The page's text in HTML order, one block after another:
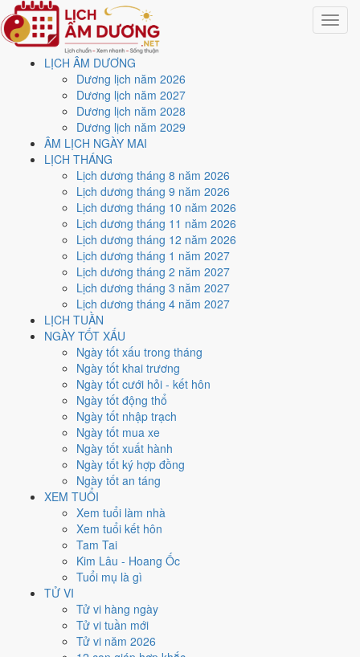
Toggle
LỊCH ÂM DƯƠNG
Dương lịch năm 2026
Dương lịch năm 2027
Dương lịch năm 2028
Dương lịch năm 2029
ÂM LỊCH NGÀY MAI
LỊCH THÁNG
Lịch dương tháng 8 năm 2026
Lịch dương tháng 9 năm 2026
Lịch dương tháng 10 năm 2026
Lịch dương tháng 11 năm 2026
Lịch dương tháng 12 năm 2026
Lịch dương tháng 1 năm 2027
Lịch dương tháng 2 năm 2027
Lịch dương tháng 3 năm 2027
Lịch dương tháng 4 năm 2027
LỊCH TUẦN
NGÀY TỐT XẤU
Ngày tốt xấu trong tháng
Ngày tốt khai trương
Ngày tốt cưới hỏi - kết hôn
Ngày tốt động thổ
Ngày tốt nhập trạch
Ngày tốt mua xe
Ngày tốt xuất hành
Ngày tốt ký hợp đồng
Ngày tốt an táng
XEM TUỔI
Xem tuổi làm nhà
Xem tuổi kết hôn
Tam Tai
Kim Lâu - Hoang Ốc
Tuổi mụ là gì
TỬ VI
Tử vi hàng ngày
Tử vi tuần mới
Tử vi năm 2026
Trang chủ
Lịch năm 2017
Lịch âm dương năm 2017 -
Đinh Dậu · Bát Bạch Cấn
Nguyễn Minh An·Cập nhật: 30/07/2026
2017 (Đinh Dậu), Tết Nguyên đán vào28/1/2017
Đinh Dậu 2017có Thiên Can Đinh hành Hỏa, Địa Chi Dậu hành
Kim. Nạp Âm làSơn Hạ Hỏahành Hỏa. Hai hành Can và Chi Hỏa
khắc Kim (tương khắc), đó là nền khí của cả năm.
Cả năm có86 ngày đạt mức Tốt trở lên
này chấm theo thang 5 bậc dùng chung với trang chi tiết từng ngày,
không phải chỉ đếm ngày Hoàng Đạo.
Tết Nguyên đán rơi vào28/1/2017. Về phong thủy, sao Ngũ Hoàng
hướng Nam (Ly)nên tránh động thổ hướng này. Người tuổi
xung Thái Tuế, theo tục lệ thì nên làm lễ giải đầu năm.
Ngày tốt trở lên
Ngày bình thường
Năm 2017 là năm con gì, mệnh
Năm 2017 là năm Đinh Dậu, Nạp Âm